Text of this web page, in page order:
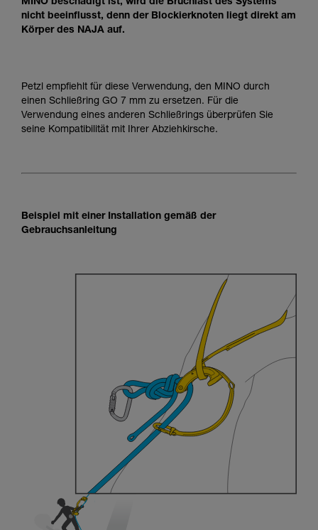
MINO beschädigt ist, wird die Bruchlast des Systems
nicht beeinflusst, denn der Blockierknoten liegt direkt am
Körper des NAJA auf.
Petzl empfiehlt für diese Verwendung, den MINO durch
einen Schließring GO 7 mm zu ersetzen. Für die
Verwendung eines anderen Schließrings überprüfen Sie
seine Kompatibilität mit Ihrer Abziehkirsche.
Beispiel mit einer Installation gemäß der
Gebrauchsanleitung